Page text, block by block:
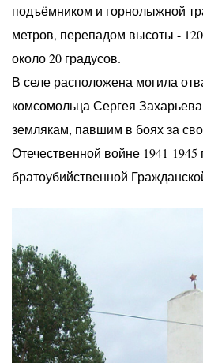
подъёмником и горнолыжной
метров, перепадом высоты -
около 20 градусов.
В селе расположена могила
комсомольца Сергея
землякам, павшим в боях за
Отечественной войне 1941-
братоубийственной